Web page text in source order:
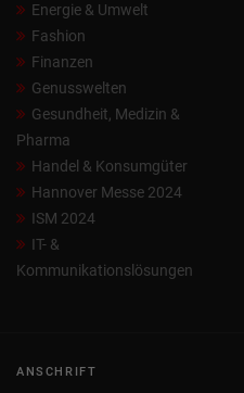
Energie & Umwelt
Fashion
Finanzen
Genusswelten
Gesundheit, Medizin &
Pharma
Handel & Konsumgüter
Hannover Messe 2024
ISM 2024
IT- &
Kommunikationslösungen
ANSCHRIFT